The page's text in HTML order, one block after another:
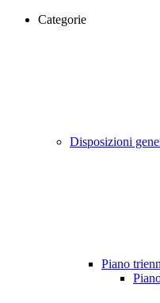
Categorie
Disposizioni
Piano